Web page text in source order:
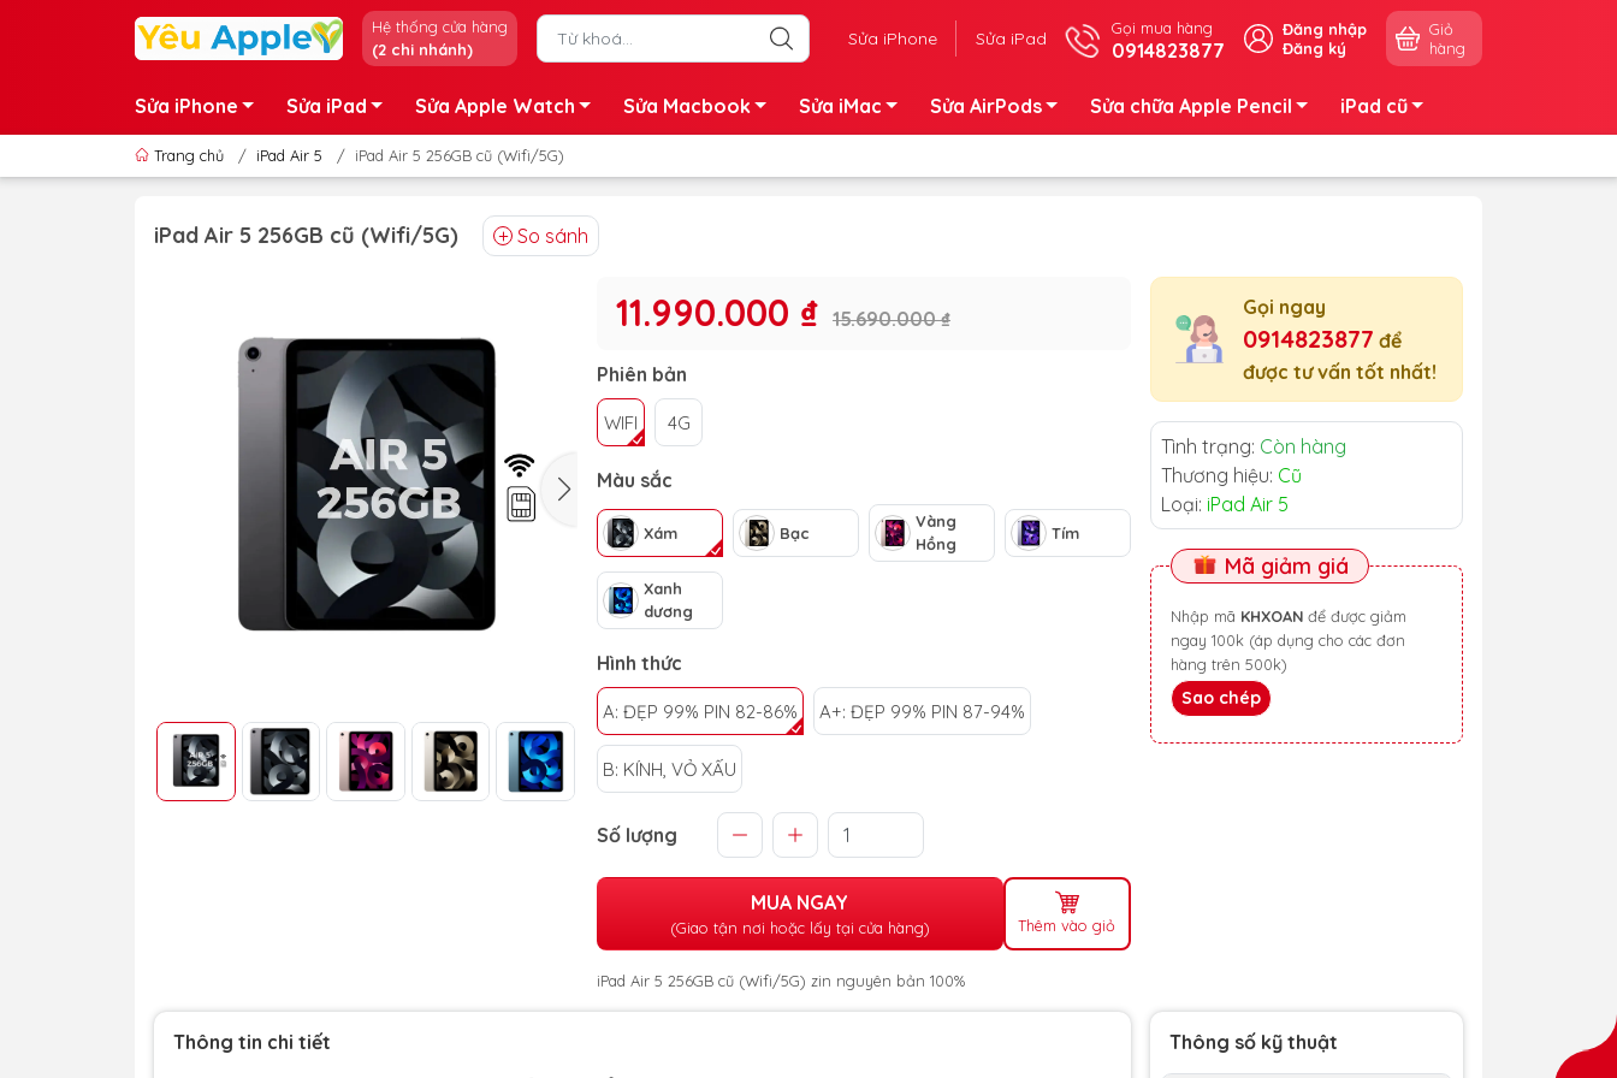
Hệ thống cửa hàng
(2 chi nhánh)
Sửa iPhone Sửa iPad Gọi mua hàng
0914823877
Đăng nhập
Đăng ký
Giỏ
hàng
Sửa iPhone Sửa iPad Sửa Apple Watch Sửa Macbook Sửa iMac Sửa AirPods Sửa chữa Apple Pencil iPad cũ
Trang chủ / iPad Air 5 / iPad Air 5 256GB cũ (Wifi/5G)
iPad Air 5 256GB cũ (Wifi/5G) So sánh
11.990.000 ₫ 15.690.000 ₫
Phiên bản
WIFI 4G
Màu sắc
Xám Bạc
Vàng
Hồng
Tím
Xanh
dương
Hình thức
A: ĐẸP 99% PIN 82-86% A+: ĐẸP 99% PIN 87-94%
B: KÍNH, VỎ XẤU
Số lượng
MUA NGAY
(Giao tận nơi hoặc lấy tại cửa hàng) Thêm vào giỏ
iPad Air 5 256GB cũ (Wifi/5G) zin nguyên bản 100%
Gọi ngay
0914823877 để
được tư vấn tốt nhất!
Tình trạng: Còn hàng
Thương hiệu: Cũ
Loại: iPad Air 5
Mã giảm giá
Nhập mã KHXOAN
ngay 100k (áp dụng cho các đơn
hàng trên 500k)
Sao chép
Thông số kỹ thuật
Thông tin chi tiết